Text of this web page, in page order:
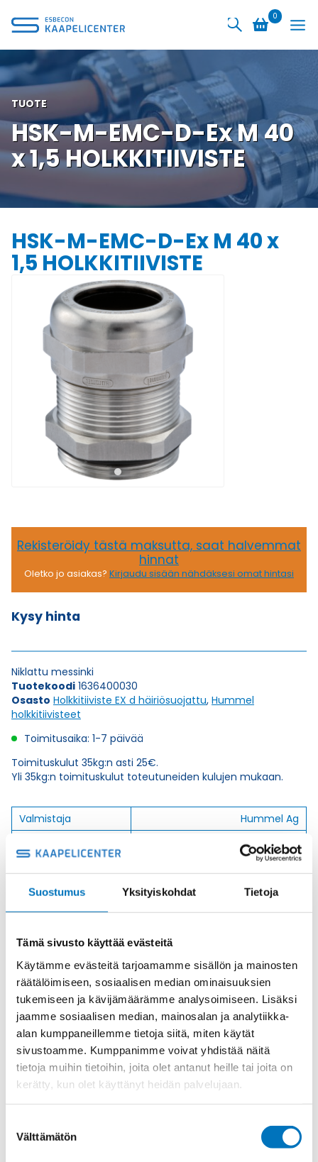
Suostumus Yksityiskohdat Tietoja
Tämä sivusto käyttää evästeitä
Käytämme evästeitä tarjoamamme sisällön ja mainosten
räätälöimiseen, sosiaalisen median ominaisuuksien
tukemiseen ja kävijämäärämme analysoimiseen. Lisäksi
jaamme sosiaalisen median, mainosalan ja analytiikka-
alan kumppaneillemme tietoja siitä, miten käytät
sivustoamme. Kumppanimme voivat yhdistää näitä
tietoja muihin tietoihin, joita olet antanut heille tai joita on
kerätty, kun olet käyttänyt heidän palvelujaan.
valinta
Välttämätön
sisältöön
0
TUOTE
HSK-M-EMC-D-Ex M 40
x 1,5 HOLKKITIIVISTE
HSK-M-EMC-D-Ex M 40 x
1,5 HOLKKITIIVISTE
Rekisteröidy tästä maksutta, saat halvemmat
hinnat
Oletko jo asiakas? Kirjaudu sisään nähdäksesi omat hintasi
Kysy hinta
Niklattu messinki
Tuotekoodi 1636400030
Osasto Holkkitiiviste EX d häiriösuojattu, Hummel
holkkitiivisteet
Toimitusaika: 1-7 päivää
Toimituskulut 35kg:n asti 25€.
Yli 35kg:n toimituskulut toteutuneiden kulujen mukaan.
Valmistaja
Hummel Ag
51
15
Tuotenimi/Malli
HSK-M-EMC-D-Ex
Etim 7
EC000441
Materiaali
Kierre
Metr.-pitkä
Ulkokierre Ag
M 40 x 1,5
Normen
RoHS;M
Min [C]
Max [C]
Käyttölämpötila
'-20°C to +95°C
IP 68 – 10 bar;IP 69 K
50